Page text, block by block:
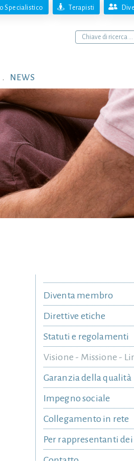
Specialistico Terapisti
NEWS
Diventa membro
Direttive etiche
Statuti e regolamenti
Visione - Missione -
Garanzia della qualità
Impegno sociale
Collegamento in rete
Per rappresentanti